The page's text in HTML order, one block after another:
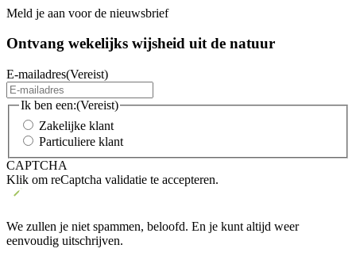
Meld je aan voor de nieuwsbrief
Ontvang wekelijks wijsheid uit de natuur
E-mailadres(Vereist)
Ik ben een:(Vereist)
Zakelijke klant
Particuliere klant
CAPTCHA
Klik om reCaptcha validatie te accepteren.
We zullen je niet spammen, beloofd. En je kunt altijd weer
eenvoudig uitschrijven.